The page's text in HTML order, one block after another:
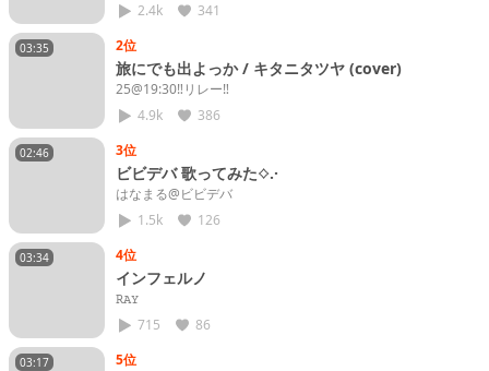
2.4k
341
03:35 2位
旅にでも出よっか / キタニタツヤ (cover)
25@19:30‼️リレー‼️
4.9k
386
02:46 3位
ビビデバ 歌ってみた⟡.·
はなまる@ビビデバ
1.5k
126
03:34 4位
インフェルノ
𝚁𝙰𝚈
715
86
03:17 5位